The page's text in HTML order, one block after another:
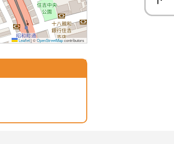
Leaflet|©OpenStreetMapcontributors